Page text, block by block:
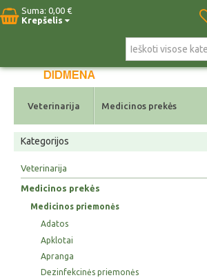
Suma: 0,00 €
Krepšelis
Pradžia Naujos prekės
Veterinarija Medicinos prekės
Kategorijos
Veterinarija
Medicinos prekės
Medicinos priemonės
Adatos
Apklotai
Apranga
Dezinfekcinės priemonės